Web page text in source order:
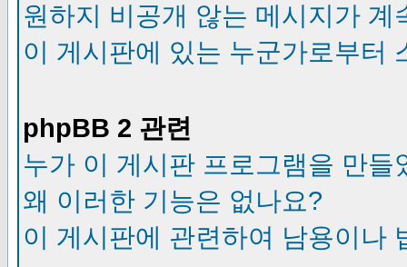
원하지 비공개 않는 메시지가 계
이 게시판에 있는 누군가로부터
phpBB 2 관련
누가 이 게시판 프로그램을 만들
왜 이러한 기능은 없나요?
이 게시판에 관련하여 남용이나